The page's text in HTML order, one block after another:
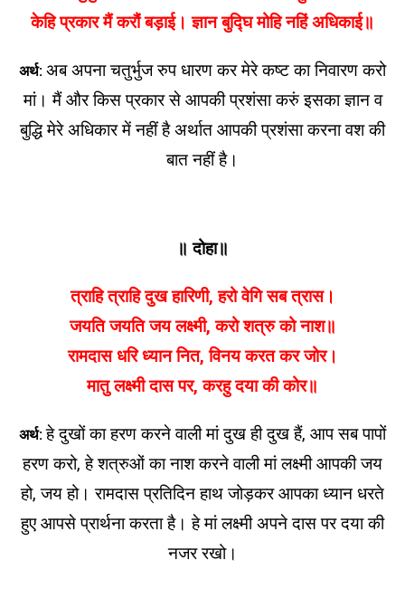
केहि प्रकार मैं करौं बड़ाई। ज्ञान बुद्घि मोहि नहिं अधिकाई॥
अर्थ: अब अपना चतुर्भुज रुप धारण कर मेरे कष्ट का निवारण करो
मां। मैं और किस प्रकार से आपकी प्रशंसा करुं इसका ज्ञान व
बुद्धि मेरे अधिकार में नहीं है अर्थात आपकी प्रशंसा करना वश की
बात नहीं है।
॥ दोहा॥
त्राहि त्राहि दुख हारिणी,हरो वेगि सब त्रास।
जयति जयति जय लक्ष्मी,करो शत्रु को नाश॥
रामदास धरि ध्यान नित,विनय करत कर जोर।
मातु लक्ष्मी दास पर,करहु दया की कोर॥
अर्थ:हे दुखों का हरण करने वाली मां दुख ही दुख हैं, आप सब पापों
हरण करो, हे शत्रुओं का नाश करने वाली मां लक्ष्मी आपकी जय
हो, जय हो। रामदास प्रतिदिन हाथ जोड़कर आपका ध्यान धरते
हुए आपसे प्रार्थना करता है। हे मां लक्ष्मी अपने दास पर दया की
नजर रखो।